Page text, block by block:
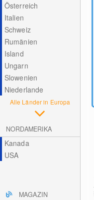
Österreich
Italien
Schweiz
Rumänien
Island
Ungarn
Slowenien
Niederlande
Alle Länder in Europa
NORDAMERIKA
Kanada
USA
MAGAZIN